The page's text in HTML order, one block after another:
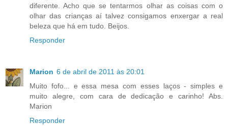
diferente. Acho que se tentarmos olhar as coisas com o
olhar das crianças aí talvez consigamos enxergar a real
beleza que há em tudo. Beijos.
Responder
Marion 6 de abril de 2011 às 20:01
Muito fofo... e essa mesa com esses laços - simples e
muito alegre, com cara de dedicação e carinho! Abs.
Marion
Responder